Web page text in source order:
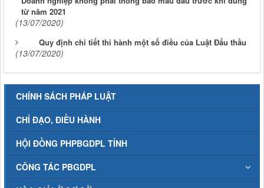
từ năm 2021
(13/07/2020)
Quy định chi tiết thi hành một số điều của Luật Đấu thầu
(13/07/2020)
CHÍNH SÁCH PHÁP LUẬT
CHỈ ĐẠO, ĐIỀU HÀNH
HỘI ĐỒNG PHPBGDPL TỈNH
CÔNG TÁC PBGDPL